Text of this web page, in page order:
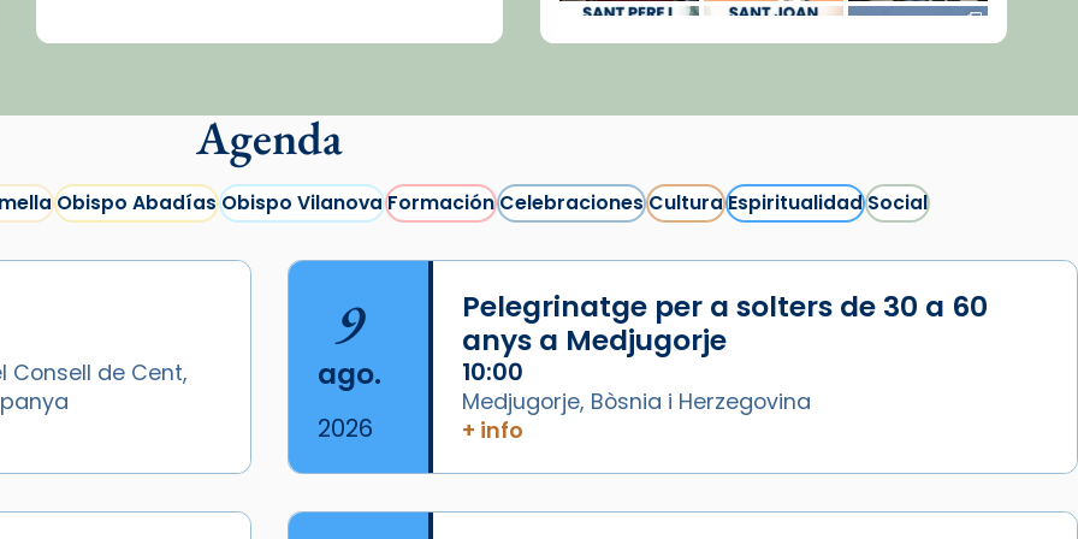
Cargar más...
Agenda
Obispo AbadíasObispo VilanovaFormaciónCelebracionesCulturaEspiritualidadSocial
Consell de Cent,
9
ago.
2026
Pelegrinatge per a solters de 30 a 60
anys a Medjugorje
10:00
Medjugorje, Bòsnia i Herzegovina
+ info